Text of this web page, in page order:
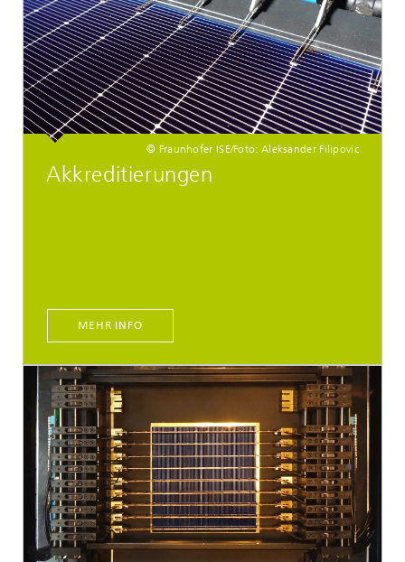
© Fraunhofer ISE/Foto: Aleksander Filipovic
Akkreditierungen
MEHR INFO